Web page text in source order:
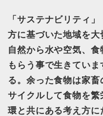
「サステナビリティ
方に基づいた地域を
自然から水や空気、
もらう事で生きてい
る。余った食物は家
サイクルして食物を
環と共にある考え方